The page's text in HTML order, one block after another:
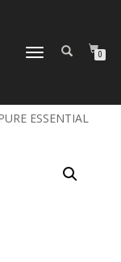
TOGGLE
0
ESSENTIAL